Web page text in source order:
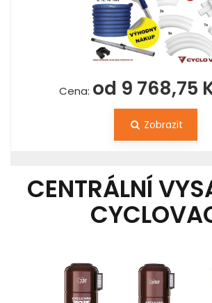
Cena: od 9 768,75
Zobrazit
CENTRÁLNÍ